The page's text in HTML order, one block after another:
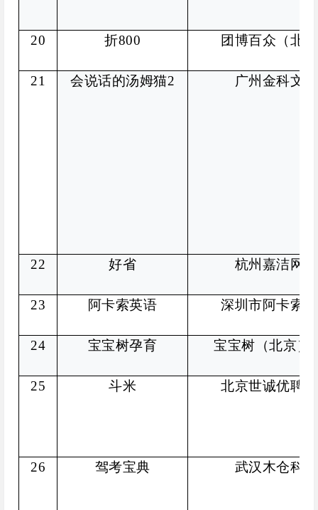
20 折800 团博百众（北
21 会说话的汤姆猫2 广州金科文
22 好省 杭州嘉洁网
23 阿卡索英语 深圳市阿卡索
24 宝宝树孕育 宝宝树（北京）
25 斗米 北京世诚优聘
26 驾考宝典 武汉木仓科